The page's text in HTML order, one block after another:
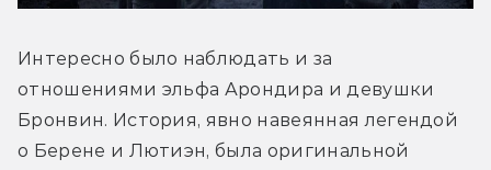
Интересно было наблюдать и за
отношениями эльфа Арондира и девушки
Бронвин. История, явно навеянная легендой
о Берене и Лютиэн, была оригинальной